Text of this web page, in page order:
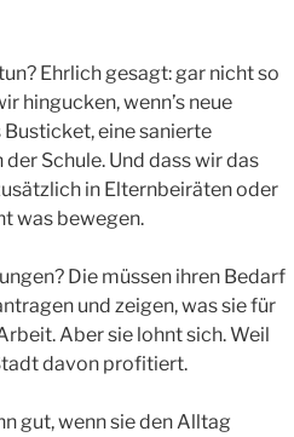
Ehrlich gesagt: gar nicht so
hingucken, wenn’s neue
eine sanierte
Schule. Und dass wir das
in Elternbeiräten oder
was bewegen.
Die müssen ihren Bedarf
und zeigen, was sie für
Aber sie lohnt sich. Weil
davon profitiert.
gut, wenn sie den Alltag